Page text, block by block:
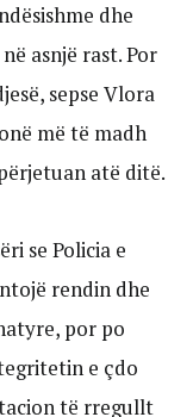
dhe
asnjë rast. Por
sepse Vlora
më të madh
atë ditë.
se Policia e
rendin dhe
por po
e çdo
të rregullt